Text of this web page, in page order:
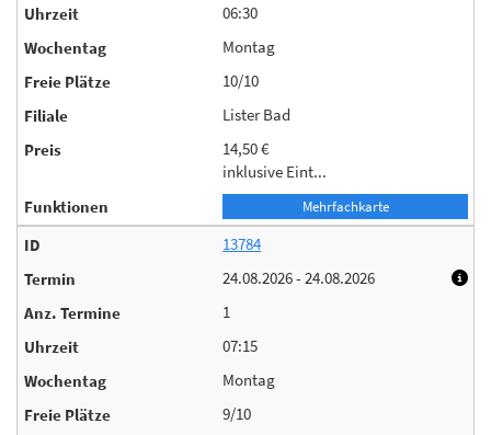
06:30
Montag
10/10
Lister Bad
14,50 €
inklusive Eint...
Mehrfachkarte
13784
24.08.2026 - 24.08.2026
1
07:15
Montag
9/10